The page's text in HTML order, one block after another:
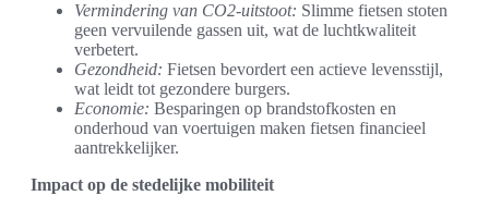
Vermindering van CO2-uitstoot: Slimme fietsen stoten
geen vervuilende gassen uit, wat de luchtkwaliteit
verbetert.
Gezondheid: Fietsen bevordert een actieve levensstijl,
wat leidt tot gezondere burgers.
Economie: Besparingen op brandstofkosten en
onderhoud van voertuigen maken fietsen financieel
aantrekkelijker.
Impact op de stedelijke mobiliteit